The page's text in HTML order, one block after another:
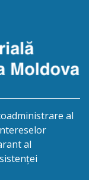
al
al